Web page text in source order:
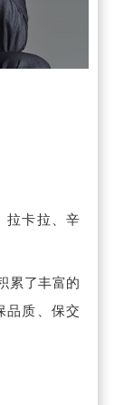
拉卡拉、辛
累了丰富的
品质、保交